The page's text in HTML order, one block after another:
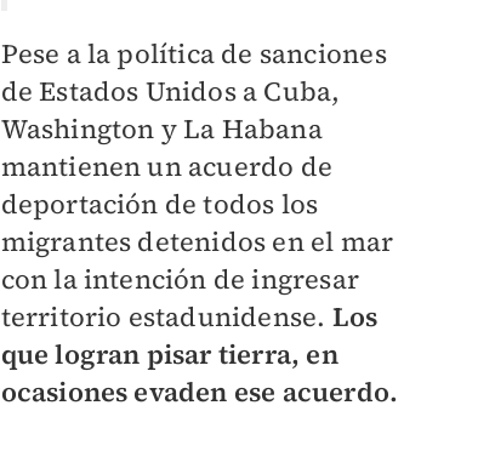
Pese a la política de sanciones
de Estados Unidos a Cuba,
Washington y La Habana
mantienen un acuerdo de
deportación de todos los
migrantes detenidos en el mar
con la intención de ingresar
territorio estadunidense. Los
que logran pisar tierra, en
ocasiones evaden ese acuerdo.